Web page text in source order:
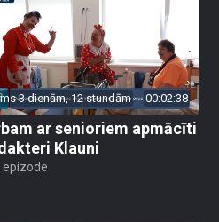
3 dienām, 12 stundām 00:02:38
ar senioriem apmācīti
Klauni
epizode